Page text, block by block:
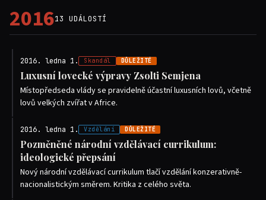
201613 UDÁLOSTÍ
2016. ledna 1. Skandál DŮLEŽITÉ
Luxusní lovecké výpravy Zsolti Semjena
Místopředseda vlády se pravidelně účastní luxusních lovů, včetně
lovů velkých zvířat v Africe.
2016. ledna 1. Vzdělání DŮLEŽITÉ
Pozměněné národní vzdělávací currikulum:
ideologické přepsání
Nový národní vzdělávací currikulum tlačí vzdělání konzerativně-
nacionalistickým směrem. Kritika z celého světa.